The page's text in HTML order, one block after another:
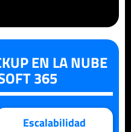
EN LA NUBE
365
Escalabilidad